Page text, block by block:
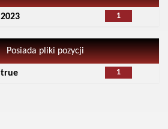
1
2023
Posiada pliki pozycji
1
true